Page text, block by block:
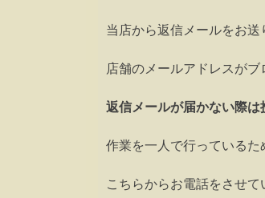
当店から返信メールをお送
店舗のメールアドレスが
返信メールが届かない際
作業を一人で行っている
こちらからお電話をさせ